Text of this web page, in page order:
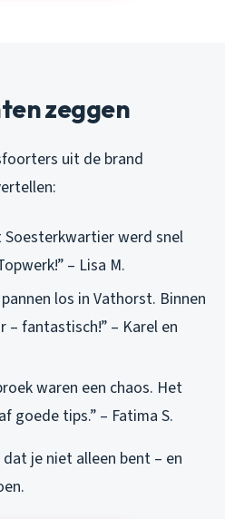
zeggen
uit de brand
Soesterkwartier werd snel
– Lisa M.
los in Vathorst. Binnen
– fantastisch!” – Karel en
waren een chaos. Het
goede tips.” – Fatima S.
je niet alleen bent – en